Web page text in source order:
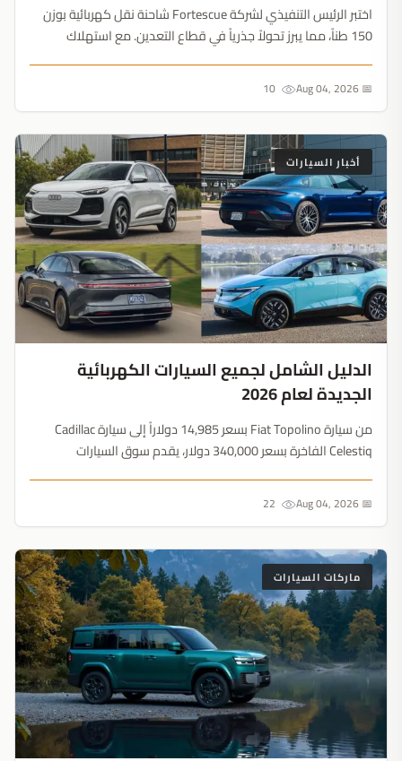
اختبر الرئيس التنفيذي لشركة Fortescue شاحنة نقل كهربائية بوزن
150 طناً، مما يبرز تحولاً جذرياً في قطاع التعدين. مع استهلاك
نحو الآلات الكهربائية ضرورة اقتصادية بحتة....📅 Aug 04, 2026
أخبار السيارات
الدليل الشامل لجميع السيارات الكهربائية
الجديدة لعام 2026
من سيارة Fiat Topolino بسعر 14,985 دولاراً إلى سيارة Cadillac
Celestiq الفاخرة بسعر 340,000 دولار، يقدم سوق السيارات
📅 Aug 04, 2026
ماركات السيارات